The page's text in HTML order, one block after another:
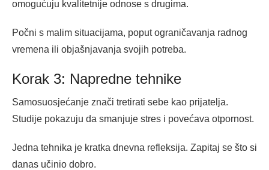
omogućuju kvalitetnije odnose s drugima.
Počni s malim situacijama, poput ograničavanja radnog
vremena ili objašnjavanja svojih potreba.
Korak 3: Napredne tehnike
Samosuosjećanje znači tretirati sebe kao prijatelja.
Studije pokazuju da smanjuje stres i povećava otpornost.
Jedna tehnika je kratka dnevna refleksija. Zapitaj se što si
danas učinio dobro.